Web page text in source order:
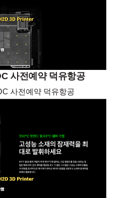
사전예약 덕유항공
사전예약 덕유항공